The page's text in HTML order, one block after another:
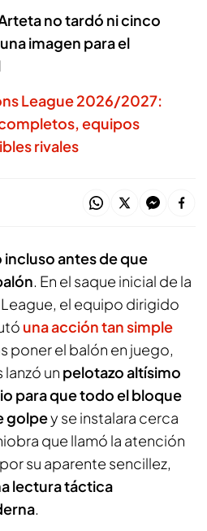
no tardó ni cinco
imagen para el
League 2026/2027:
equipos
rivales
incluso antes de que
. En el saque inicial de la
el equipo dirigido
una acción tan simple
poner el balón en juego,
un pelotazo altísimo
para que todo el bloque
golpey se instalara cerca
que llamó la atención
su aparente sencillez,
lectura táctica
.